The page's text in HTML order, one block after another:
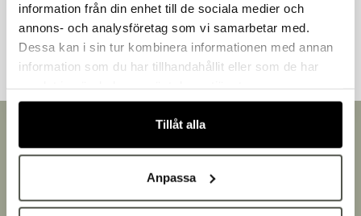
information från din enhet till de sociala medier och
annons- och analysföretag som vi samarbetar med.
Dessa kan i sin tur kombinera informationen med annan
information som du har tillhandahållit eller som de har
Tillåt alla
Anpassa
Andra kunder tittade även på
Leverans inom 3-5 arbetsdagar.
Egen produktion
Välkommen till Bakers!
Handlar du som företag eller privatperson?
Fortsätt som privatperson